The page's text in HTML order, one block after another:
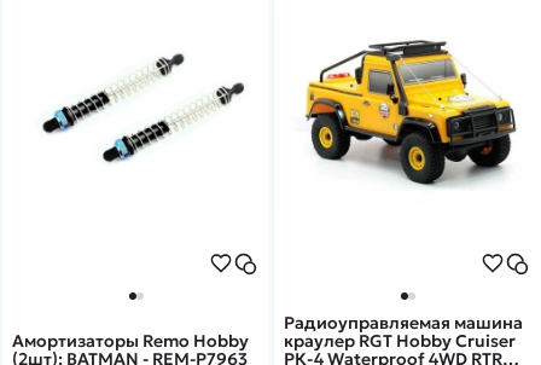
Амортизаторы Remo Hobby
(2шт): BATMAN - REM-P7963
Радиоуправляемая машина
краулер RGT Hobby Cruiser
РК-4 Waterproof 4WD RTR